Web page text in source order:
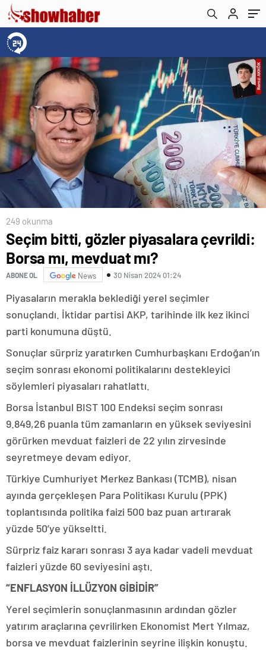
249 okunma
Seçim bitti, gözler piyasalara çevrildi:
Borsa mı, mevduat mı?
ABONE OL News 30 Nisan 2024 01:24
Piyasaların merakla beklediği yerel seçimler
sonuçlandı. İktidar partisi AKP, tarihinde ilk kez ikinci
parti konumuna düştü.
Sonuçlar sürpriz yaratırken Cumhurbaşkanı Erdoğan’ın
seçim sonrası ekonomi politikalarını destekleyici
söylemleri piyasaları rahatlattı.
Borsa İstanbul BIST 100 Endeksi seçim sonrası
9.849,26 puanla tüm zamanların en yüksek seviyesini
görürken mevduat faizleri de 22 yılın zirvesinde
seyretmeye devam ediyor.
Türkiye Cumhuriyet Merkez Bankası (TCMB), nisan
ayında gerçekleşen Para Politikası Kurulu (PPK)
toplantısında politika faizi 500 baz puan artırarak
yüzde 50’ye yükseltti.
Sürpriz faiz kararı sonrası 3 aya kadar vadeli mevduat
faizleri yüzde 60 seviyesini aştı.
“ENFLASYON İLLÜZYON GİBİDİR”
Yerel seçimlerin sonuçlanmasının ardından gözler
yatırım araçlarına çevrilirken Ekonomist Mert Yılmaz,
borsa ve mevduat faizlerinin seyrine ilişkin konuştu.